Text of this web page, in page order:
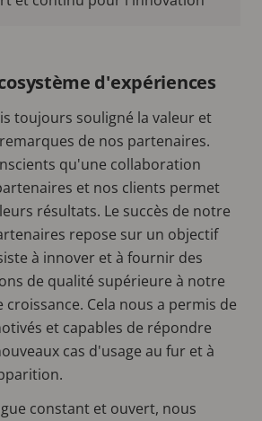
d'expériences
toujours souligné la valeur et
de nos partenaires.
qu'une collaboration
et nos clients permet
résultats. Le succès de notre
repose sur un objectif
à innover et à fournir des
de qualité supérieure à notre
croissance. Cela nous a permis de
et capables de répondre
cas d'usage au fur et à
constant et ouvert, nous